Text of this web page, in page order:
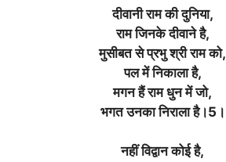
दीवानी राम की दुनिया,
राम जिनके दीवाने है,
मुसीबत से प्रभु श्री राम को,
पल में निकाला है,
मगन हैं राम धुन में जो,
भगत उनका निराला है।5।
नहीं विद्वान कोई है,